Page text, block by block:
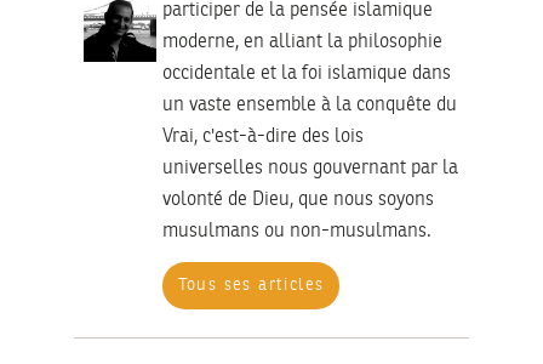
participer de la pensée islamique
moderne, en alliant la philosophie
occidentale et la foi islamique dans
un vaste ensemble à la conquête du
Vrai, c'est-à-dire des lois
universelles nous gouvernant par la
volonté de Dieu, que nous soyons
musulmans ou non-musulmans.
Tous ses articles